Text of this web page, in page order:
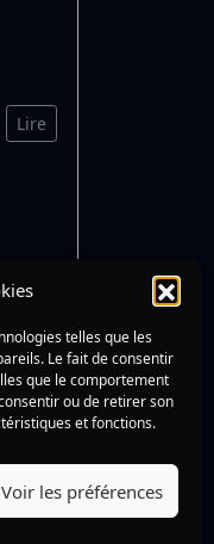
telles que les
Le fait de consentir
que le comportement
ou de retirer son
et fonctions.
Voir les préférences
Lire